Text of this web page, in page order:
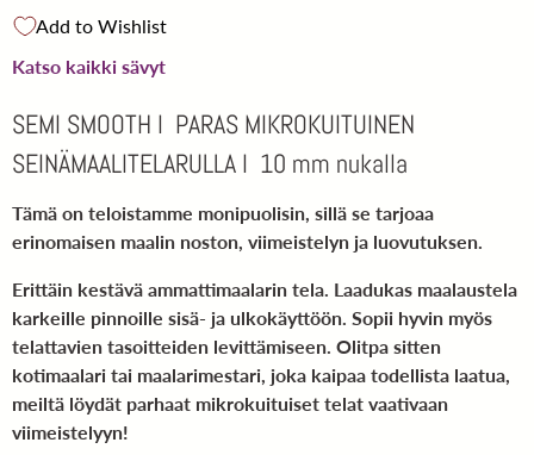
Add to Wishlist
Katso kaikki sävyt
SEMI SMOOTH I PARAS MIKROKUITUINEN
SEINÄMAALITELARULLA I 10 mm nukalla
Tämä on teloistamme monipuolisin, sillä se tarjoaa
erinomaisen maalin noston, viimeistelyn ja luovutuksen.
Erittäin kestävä ammattimaalarin tela. Laadukas maalaustela
karkeille pinnoille sisä- ja ulkokäyttöön. Sopii hyvin myös
telattavien tasoitteiden levittämiseen. Olitpa sitten
kotimaalari tai maalarimestari, joka kaipaa todellista laatua,
meiltä löydät parhaat mikrokuituiset telat vaativaan
viimeistelyyn!